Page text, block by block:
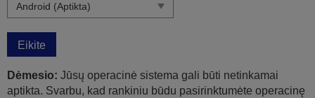
Eikite
Dėmesio: Jūsų operacinė sistema gali būti netinkamai
aptikta. Svarbu, kad rankiniu būdu pasirinktumėte operacinę